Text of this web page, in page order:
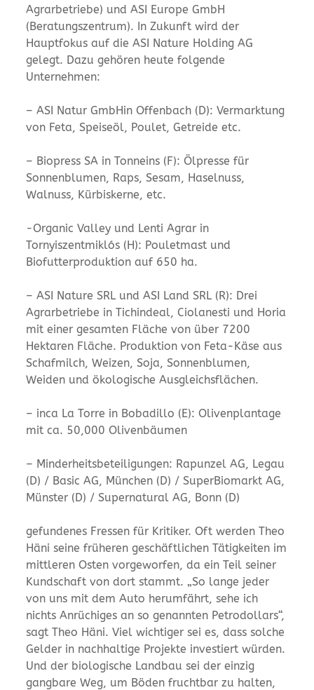
Agrarbetriebe) und ASI Europe GmbH
(Beratungszentrum). In Zukunft wird der
Hauptfokus auf die ASI Nature Holding AG
gelegt. Dazu gehören heute folgende
Unternehmen:
– ASI Natur GmbHin Offenbach (D): Vermarktung
von Feta, Speiseöl, Poulet, Getreide etc.
– Biopress SA in Tonneins (F): Ölpresse für
Sonnenblumen, Raps, Sesam, Haselnuss,
Walnuss, Kürbiskerne, etc.
-Organic Valley und Lenti Agrar in
Tornyiszentmiklós (H): Pouletmast und
Biofutterproduktion auf 650 ha.
– ASI Nature SRL und ASI Land SRL (R): Drei
Agrarbetriebe in Tichindeal, Ciolanesti und Horia
mit einer gesamten Fläche von über 7200
Hektaren Fläche. Produktion von Feta-Käse aus
Schafmilch, Weizen, Soja, Sonnenblumen,
Weiden und ökologische Ausgleichsflächen.
– inca La Torre in Bobadillo (E): Olivenplantage
mit ca. 50,000 Olivenbäumen
– Minderheitsbeteiligungen: Rapunzel AG, Legau
(D) / Basic AG, München (D) / SuperBiomarkt AG,
Münster (D) / Supernatural AG, Bonn (D)
gefundenes Fressen für Kritiker. Oft werden Theo
Häni seine früheren geschäftlichen Tätigkeiten im
mittleren Osten vorgeworfen, da ein Teil seiner
Kundschaft von dort stammt. „So lange jeder
von uns mit dem Auto herumfährt, sehe ich
nichts Anrüchiges an so genannten Petrodollars“,
sagt Theo Häni. Viel wichtiger sei es, dass solche
Gelder in nachhaltige Projekte investiert würden.
Und der biologische Landbau sei der einzig
gangbare Weg, um Böden fruchtbar zu halten,